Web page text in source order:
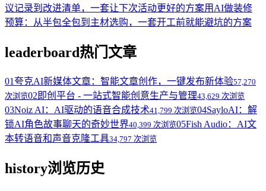
议记录到改进清单，一套让下次活动更好的方案用AI做装修
预算：从半包全包到主材选购，一套开工前就能避坑的方案
leaderboard热门文章
01夸克AI新媒体文章：智能文章创作，一键发布新体验57,270
次浏览02 即创平台 - 一站式智能创意生产与管理43,629 次浏览
03Noiz AI：AI驱动的语音合成技术41,799 次浏览04SayloAI：解
锁AI角色故事聊天的奇妙世界40,399 次浏览05Fish Audio：AI文
本转语音和声音克隆工具34,797 次浏览
history浏览历史